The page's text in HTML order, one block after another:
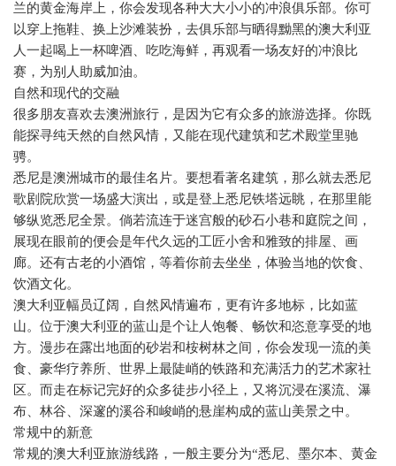
兰的黄金海岸上，你会发现各种大大小小的冲浪俱乐部。你可
以穿上拖鞋、换上沙滩装扮，去俱乐部与晒得黝黑的澳大利亚
人一起喝上一杯啤酒、吃吃海鲜，再观看一场友好的冲浪比
赛，为别人助威加油。
自然和现代的交融
很多朋友喜欢去澳洲旅行，是因为它有众多的旅游选择。你既
能探寻纯天然的自然风情，又能在现代建筑和艺术殿堂里驰
骋。
悉尼是澳洲城市的最佳名片。要想看著名建筑，那么就去悉尼
歌剧院欣赏一场盛大演出，或是登上悉尼铁塔远眺，在那里能
够纵览悉尼全景。倘若流连于迷宫般的砂石小巷和庭院之间，
展现在眼前的便会是年代久远的工匠小舍和雅致的排屋、画
廊。还有古老的小酒馆，等着你前去坐坐，体验当地的饮食、
饮酒文化。
澳大利亚幅员辽阔，自然风情遍布，更有许多地标，比如蓝
山。位于澳大利亚的蓝山是个让人饱餐、畅饮和恣意享受的地
方。漫步在露出地面的砂岩和桉树林之间，你会发现一流的美
食、豪华疗养所、世界上最陡峭的铁路和充满活力的艺术家社
区。而走在标记完好的众多徒步小径上，又将沉浸在溪流、瀑
布、林谷、深邃的溪谷和峻峭的悬崖构成的蓝山美景之中。
常规中的新意
常规的澳大利亚旅游线路，一般主要分为“悉尼、墨尔本、黄金